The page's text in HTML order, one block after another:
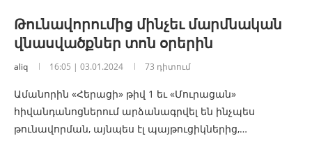
Թունավորումից մինչեւ մարմնական
վնասվածքներ տոն օրերին
aliq 16:05 | 03.01.2024 73 դիտում
Ամանորին «Հերացի» թիվ 1 եւ «Մուրացան»
հիվանդանոցներում արձանագրվել են ինչպես
թունավորման, այնպես էլ պայթուցիկներից,…